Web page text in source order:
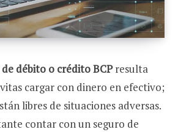
débito o crédito BCPresulta
cargar con dinero en efectivo;
libres de situaciones adversas.
contar con un seguro de